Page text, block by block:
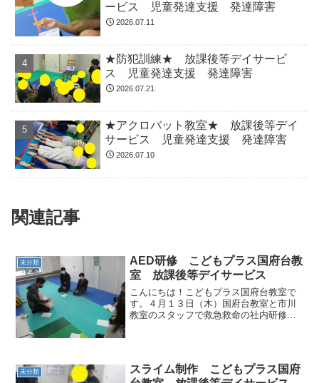
ービス 児童発達支援 発達障害
2026.07.11
★防犯訓練★ 放課後等デイサービ
ス 児童発達支援 発達障害
2026.07.21
★アクロバット教室★ 放課後等デイ
サービス 児童発達支援 発達障害
2026.07.10
関連記事
未分類
AED研修 こどもプラス国府台教
室 放課後等デイサービス
こんにちは！こどもプラス国府台教室で
す。４月１３日（木）国府台教室と市川
教室のスタッフで救急救命の社内研修を
府台教室に設置されて...
未分類
スライム制作 こどもプラス国府